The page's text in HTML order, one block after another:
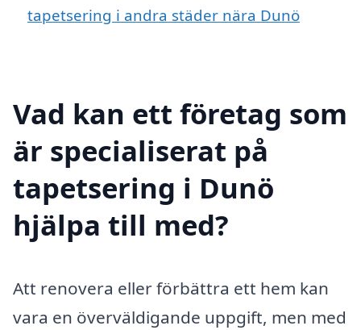
tapetsering i andra städer nära Dunö
Vad kan ett företag som
är specialiserat på
tapetsering i Dunö
hjälpa till med?
Att renovera eller förbättra ett hem kan
vara en överväldigande uppgift, men med